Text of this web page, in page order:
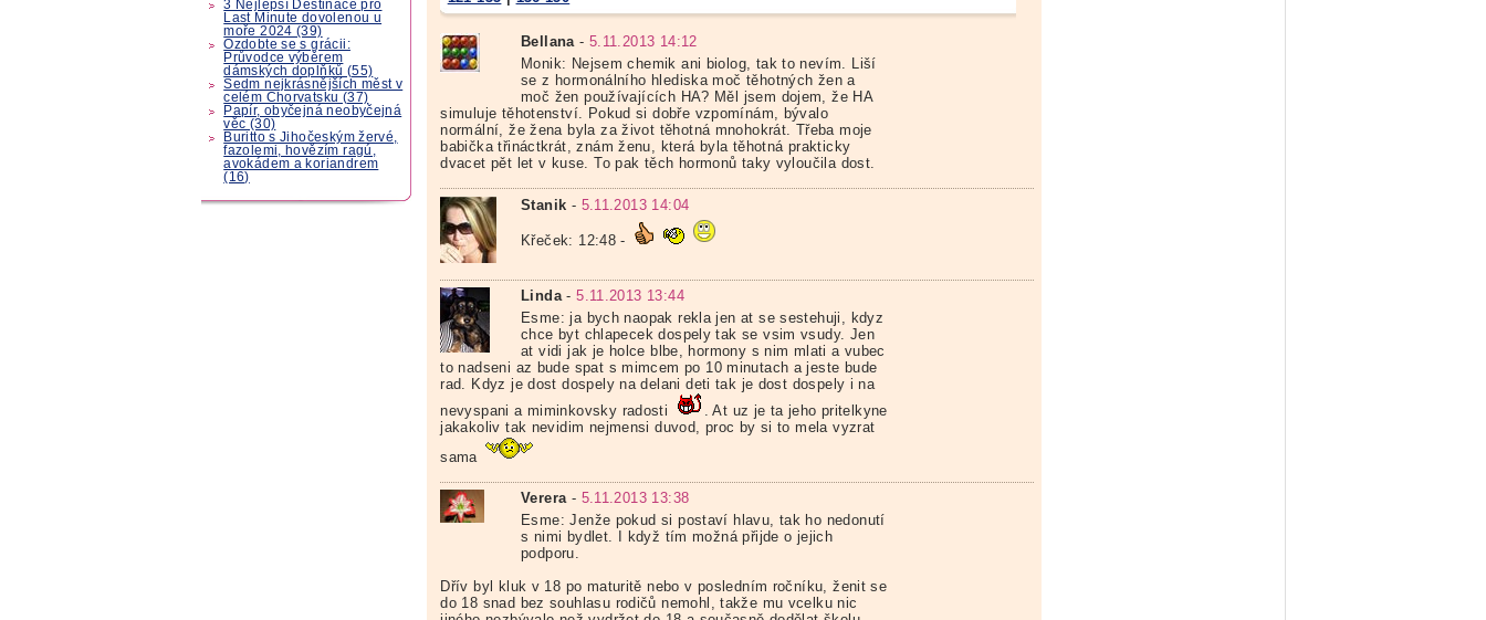
3 Nejlepší Destinace pro
Last Minute dovolenou u
moře 2024 (39)
Ozdobte se s grácii:
Průvodce výběrem
dámských doplňků (55)
Sedm nejkrásnějších měst v
celém Chorvatsku (37)
Papír, obyčejná neobyčejná
věc (30)
Buritto s Jihočeským žervé,
fazolemi, hovězím ragú,
avokádem a koriandrem
(16)
Bellana- 5.11.2013 14:12
Monik: Nejsem chemik ani biolog, tak to nevím. Liší
se z hormonálního hlediska moč těhotných žen a
moč žen používajících HA? Měl jsem dojem, že HA
simuluje těhotenství. Pokud si dobře vzpomínám, bývalo
normální, že žena byla za život těhotná mnohokrát. Třeba moje
babička třináctkrát, znám ženu, která byla těhotná prakticky
dvacet pět let v kuse. To pak těch hormonů taky vyloučila dost.
Stanik - 5.11.2013 14:04
Křeček: 12:48 -
Linda-5.11.2013 13:44
Esme: ja bych naopak rekla jen at se sestehuji, kdyz
chce byt chlapecek dospely tak se vsim vsudy. Jen
at vidi jak je holce blbe, hormony s nim mlati a vubec
to nadseni az bude spat s mimcem po 10 minutach a jeste bude
rad. Kdyz je dost dospely na delani deti tak je dost dospely i na
nevyspani a miminkovsky radosti
. At uz je ta jeho pritelkyne
jakakoliv tak nevidim nejmensi duvod, proc by si to mela vyzrat
sama
Verera- 5.11.2013 13:38
Esme: Jenže pokud si postaví hlavu, tak ho nedonutí
s nimi bydlet. I když tím možná přijde o jejich
podporu.
Dřív byl kluk v 18 po maturitě nebo v posledním ročníku, ženit se
do 18 snad bez souhlasu rodičů nemohl, takže mu vcelku nic